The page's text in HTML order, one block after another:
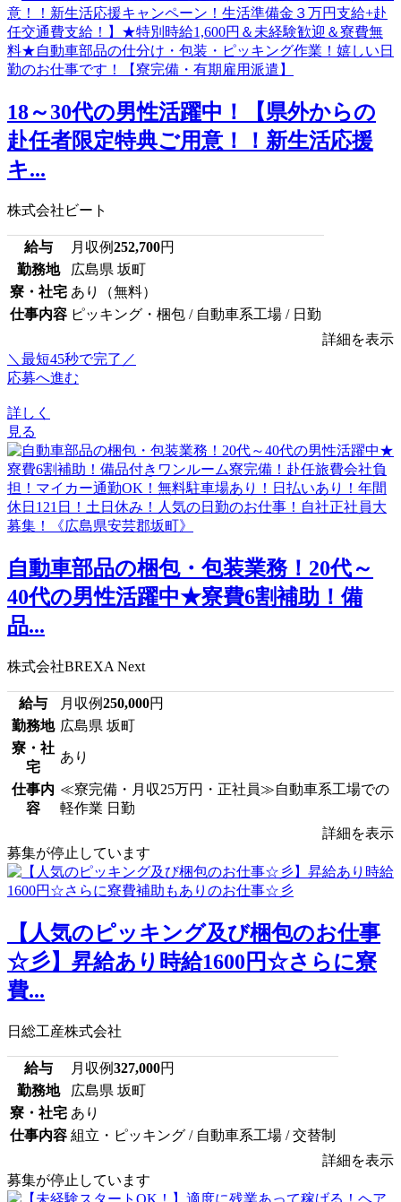
18～30代の男性活躍中！【県外からの
赴任者限定特典ご用意！！新生活応援
キ...
株式会社ビート
給与 月収例252,700円
勤務地
広島県 坂町
寮・社宅 あり（無料）
仕事内容 ピッキング・梱包 / 自動車系工場 / 日勤
詳細を表示
＼最短45秒で完了／
応募へ進む
詳しく
見る
自動車部品の梱包・包装業務！20代～
40代の男性活躍中★寮費6割補助！備
品...
株式会社BREXA Next
給与 月収例250,000円
勤務地 広島県 坂町
寮・社
宅
あり
仕事内
容
≪寮完備・月収25万円・正社員≫自動車系工場での
軽作業 日勤
詳細を表示
募集が停止しています
【人気のピッキング及び梱包のお仕事
☆彡】昇給あり時給1600円☆さらに寮
費...
日総工産株式会社
給与 月収例327,000円
勤務地
広島県 坂町
寮・社宅 あり
仕事内容 組立・ピッキング / 自動車系工場 / 交替制
詳細を表示
募集が停止しています